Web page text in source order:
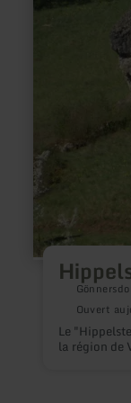
Ouvert
Le
la région de
Hippelsteinchen